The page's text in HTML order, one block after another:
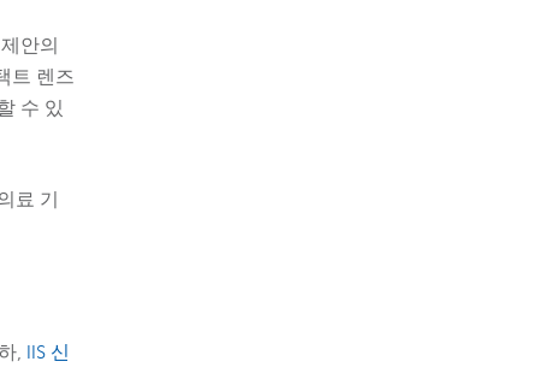
안의
트 렌즈
수 있
료 기
, IIS 신